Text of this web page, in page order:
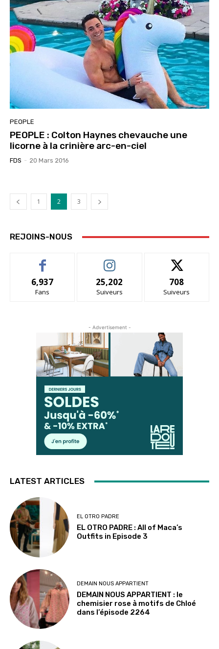
PEOPLE
PEOPLE : Colton Haynes chevauche une
licorne à la crinière arc-en-ciel
FDS - 20 Mars 2016
1 2 3
REJOINS-NOUS
6,937
Fans
25,202
Suiveurs
708
Suiveurs
- Advertisement -
LATEST ARTICLES
EL OTRO PADRE
EL OTRO PADRE : All of Maca’s
Outfits in Episode 3
DEMAIN NOUS APPARTIENT
DEMAIN NOUS APPARTIENT : le
chemisier rose à motifs de Chloé
dans l’épisode 2264